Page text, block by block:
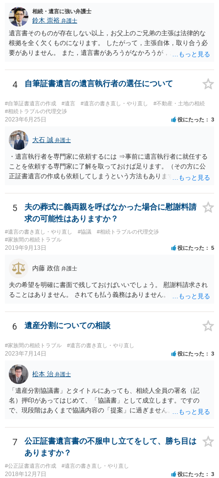
相続・遺言に強い弁護士
鈴木 崇裕 弁護士
遺言書そのものが存在しない以上，お父上のご兄弟の主張は法律的な
根拠を全く欠くものになります。 したがって，主張自体，取り合う必
要がありません。 また，遺言書があろうがなかろうが，お父上のご兄
ご回答にもありますが， 代理人弁護士をたてて，その弁護士から相手
方に対して， ・相続に関する主張は法的根拠がなく，一切応じないこ
と ・今後一切の連絡をしてこないでほしいこと ・連絡を継続してくる
ようであれば警察への通報や法的措置も辞さないこと などを記載した
書面を発送してもらうことがよろしいように思います。
4 自筆証書遺言の遺言執行者の選任について
#自筆証書遺言の作成 #遺言 #遺言の書き直し・やり直し
#不動産・土地の相続
#相続トラブルの代理交渉
2023年6月25日 役にたった 3
大石 誠 弁護士
・遺言執行者を専門家に依頼するには ⇒事前に遺言執行者に就任する
ことを依頼する専門家に了解を取っておけば足ります。（その方に公
正証書遺言の作成も依頼してしまうという方法もあります） 事前に了
ません。 遺言執行者に就任し、遺言執行が完了したときの報酬だけ、
弁護士費用としてかかります。 ・亡くなった際に、法務局に預けた自
筆証書遺言の存在を親族がなかったものにされる可能性 ⇒自筆の遺言
書を法務局に保管した場合、死亡後、法務局に遺言書の有無を照会す
ることになりますので、「法務局に預けた自筆証書遺言の存在を親族
がなかったもの」にすることはできません。 存在をなかったものにす
がありえますが、その予防方法は、遺言者と面談してみないと判断が
難しいです。
5
夫の葬式に義両親を呼ばなかった場合に慰謝料請
求の可能性はありますか？
#遺言の書き直し・やり直し #協議
#相続トラブルの代理交渉
#家族間の相続トラブル
2019年9月13日 役にたった 5
内藤 政信 弁護士
夫の希望を明確に書面で残しておけばいいでしょう。 慰謝料請求され
ることはありません。 されても払う義務はありません。
6 遺産分割についての相談
#家族間の相続トラブル #遺言の書き直し・やり直し
2023年7月14日 役にたった 3
松本 治 弁護士
「遺産分割協議書」とタイトルにあっても、相続人全員の署名（記
名）押印があってはじめて、「協議書」として成立します。ですの
で、現段階はあくまで協議内容の「提案」に過ぎません。 納得がいか
成立となります。その場合、成立させたい相続人が、家庭裁判所に遺
産分割調停を申し立てなければなりません。 なお、弁護士の送付状
は、通常、相続人全員分の（本件であれば４通の）「遺産分割協議
書」を作成するところ、１通だけの作成にとどめる理由が書かれてい
るものです。
7
公正証書遺言書の不服申し立てをして、勝ち目は
ありますか？
#公正証書遺言の作成 #遺言の書き直し・やり直し
2018年12月7日 役にたった 3